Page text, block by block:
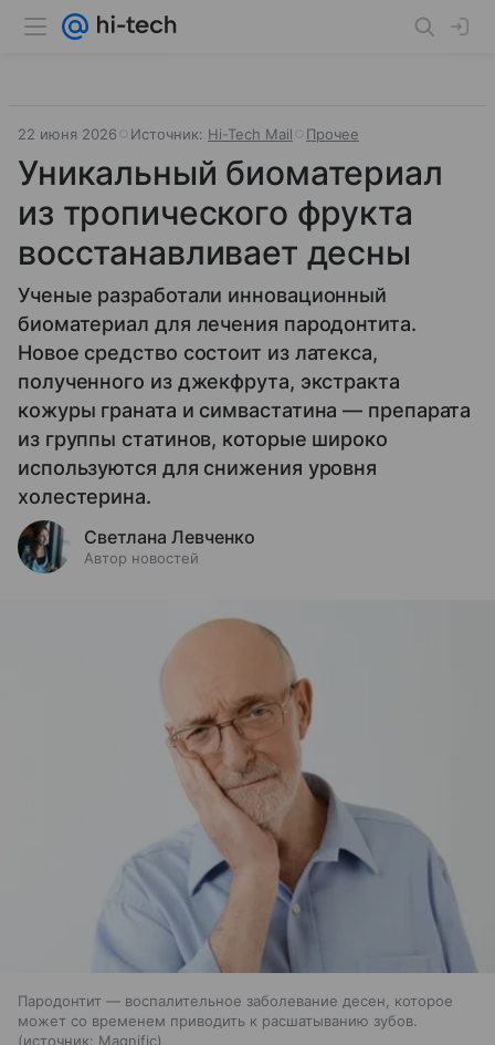
22 июня 2026 Источник: Hi-Tech Mail Прочее
Уникальный биоматериал
из тропического фрукта
восстанавливает десны
Ученые разработали инновационный
биоматериал для лечения пародонтита.
Новое средство состоит из латекса,
полученного из джекфрута, экстракта
кожуры граната и симвастатина — препарата
из группы статинов, которые широко
используются для снижения уровня
холестерина.
Светлана Левченко
Автор новостей
Пародонтит — воспалительное заболевание десен, которое
может со временем приводить к расшатыванию зубов.
источник: Magnific